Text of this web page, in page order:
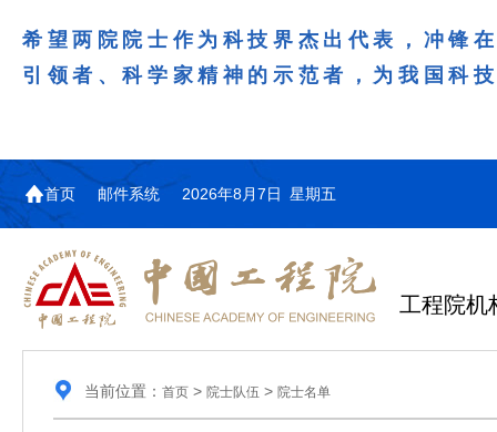
希望两院院士作为科技界杰出代表，冲锋
引领者、科学家精神的示范者，为我国科
首页 邮件系统 2026年8月7日 星期五
工程院机
当前位置： 首页> 院士队伍 > 院士名单